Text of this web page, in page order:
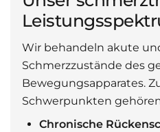
Wir behandeln akute
Schmerzzustände des
Bewegungsapparates.
Schwerpunkten
Chronische